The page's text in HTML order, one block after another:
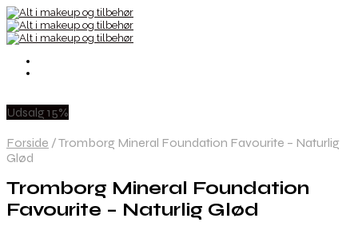
Udsalg 15%
Forside /Tromborg Mineral Foundation Favourite – Naturlig
Glød
Tromborg Mineral Foundation
Favourite – Naturlig Glød